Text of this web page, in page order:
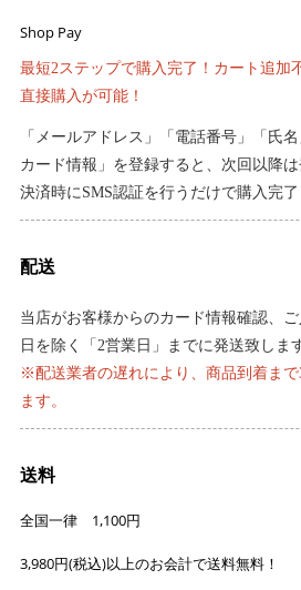
Shop Pay
最短2ステップで購入完了！カート追加
直接購入が可能！
「メールアドレス」「電話番号」「氏
カード情報」を登録すると、次回以降
決済時にSMS認証を行うだけで購入完了
配送
当店がお客様からのカード情報確認、
日を除く「2営業日」までに発送致しま
※配送業者の遅れにより、商品到着まで
ます。
送料
全国一律 1,100円
3,980円(税込)以上のお会計で送料無料！